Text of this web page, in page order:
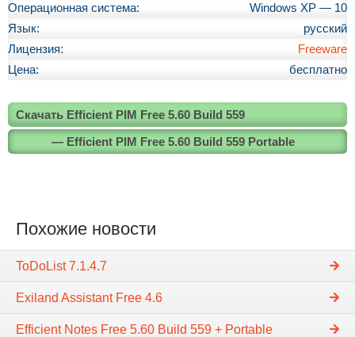
Операционная система:
Windows XP — 10
Язык:
русский
Лицензия:
Freeware
Цена:
бесплатно
Скачать Efficient PIM Free 5.60 Build 559
— Efficient PIM Free 5.60 Build 559 Portable
Похожие новости
ToDoList 7.1.4.7
Exiland Assistant Free 4.6
Efficient Notes Free 5.60 Build 559 + Portable